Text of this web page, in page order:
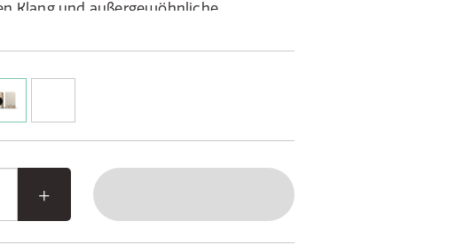
Klang und außergewöhnliche
einem charmanten Zwei-Speaker-
mit einer Haupt-Einheit (aktiv) und
und USB-C Soundcard
über DAB+ und FM, speichert bis zu 40
über eine Fernbedienung und ein